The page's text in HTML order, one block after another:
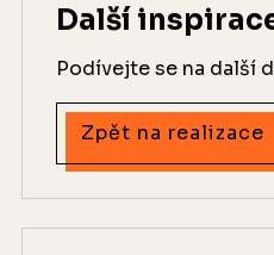
Další
Podívejte se na další
Zpět na realizace